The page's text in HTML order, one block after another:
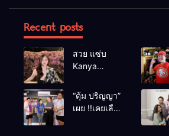
Recent posts
สวย แซ่บ
Kanya
“ตุ้ม ปริญญา”
เผย !!เคยเลือด